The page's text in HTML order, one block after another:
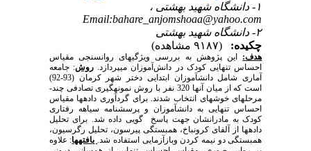
۱- دانشگاه شهید بهشتی ،
Email:bahare_anjomshoaa@yahoo.com
۲- دانشگاه شهید بهشتی
چکیده:
(۹۱۸۷ مشاهده)
هدف:
این پژوهش به بررسی ویژگی­های روان­سنجی مقیاس
احساس تنهایی کودک در دانش‌آموزان می­پردازد.روش­: جامعه
آماری شامل دانش­آموزان ابتدایی دختر شهر کرمان (93-92)
است که از میان آن­ها 320 نفر با روش نمونه­گیری تصادفی چند­
مرحله­ای خوشه­ای انتخاب شدند. برای گردآوری داده­ها مقیاس
احساس تنهایی به دانش­آموزان و پرسشنامه سیاهه رفتاری
کودک به مادرانشان جهت پاسخ گویی داده شد. برای تحلیل
داده­ها از آلفای کرونباخ، همبستگی پیرسون، تحلیل رگرسیون،
همبستگی دو نیمه کردن وبازآزمایی استفاده شد. یافته­ها: علاوه